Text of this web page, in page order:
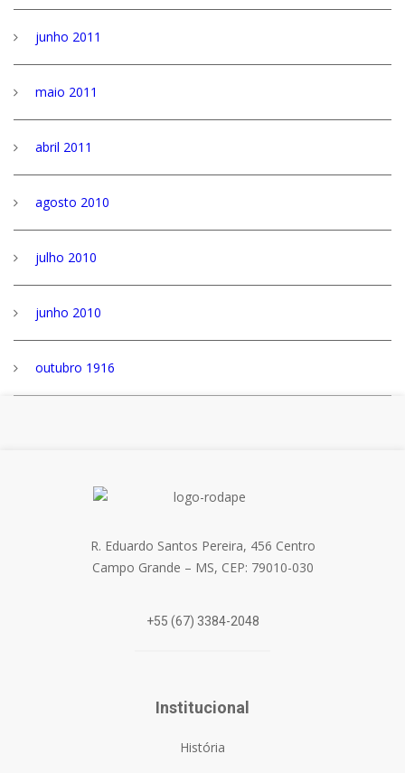
junho 2011
maio 2011
abril 2011
agosto 2010
julho 2010
junho 2010
outubro 1916
R. Eduardo Santos Pereira, 456 Centro
Campo Grande – MS, CEP: 79010-030
+55 (67) 3384-2048
Institucional
História